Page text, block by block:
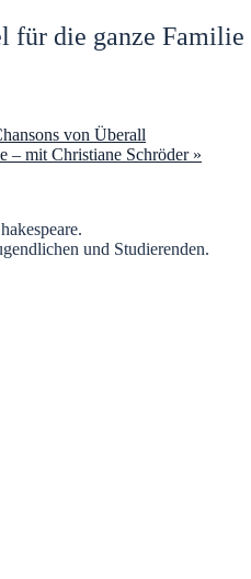
für die ganze Familie
von Überall
– mit Christiane Schröder »
und Studierenden.